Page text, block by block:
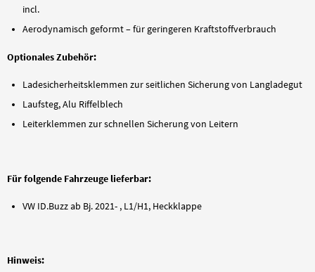
incl.
Aerodynamisch geformt – für geringeren Kraftstoffverbrauch
Optionales Zubehör:
Ladesicherheitsklemmen zur seitlichen Sicherung von Langladegut
Laufsteg, Alu Riffelblech
Leiterklemmen zur schnellen Sicherung von Leitern
Für folgende Fahrzeuge lieferbar:
VW ID.Buzz ab Bj. 2021- , L1/H1, Heckklappe
Hinweis: